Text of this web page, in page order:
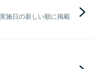
施日の新しい順に掲載